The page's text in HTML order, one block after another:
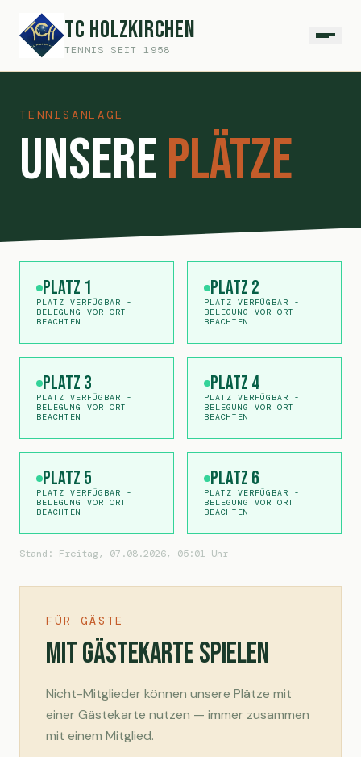
TC Holzkirchen
TENNIS SEIT 1958
TENNISANLAGE
UnserePlätze
Platz 1
PLATZ VERFÜGBAR -
BELEGUNG VOR ORT
BEACHTEN
Platz 2
PLATZ VERFÜGBAR -
BELEGUNG VOR ORT
BEACHTEN
Platz 3
PLATZ VERFÜGBAR -
BELEGUNG VOR ORT
BEACHTEN
Platz 4
PLATZ VERFÜGBAR -
BELEGUNG VOR ORT
BEACHTEN
Platz 5
PLATZ VERFÜGBAR -
BELEGUNG VOR ORT
BEACHTEN
Platz 6
PLATZ VERFÜGBAR -
BELEGUNG VOR ORT
BEACHTEN
Stand: Freitag, 07.08.2026, 05:01 Uhr
FÜR GÄSTE
Mit Gästekarte spielen
Nicht-Mitglieder können unsere Plätze mit
einer Gästekarte nutzen — immer zusammen
mit einem Mitglied.